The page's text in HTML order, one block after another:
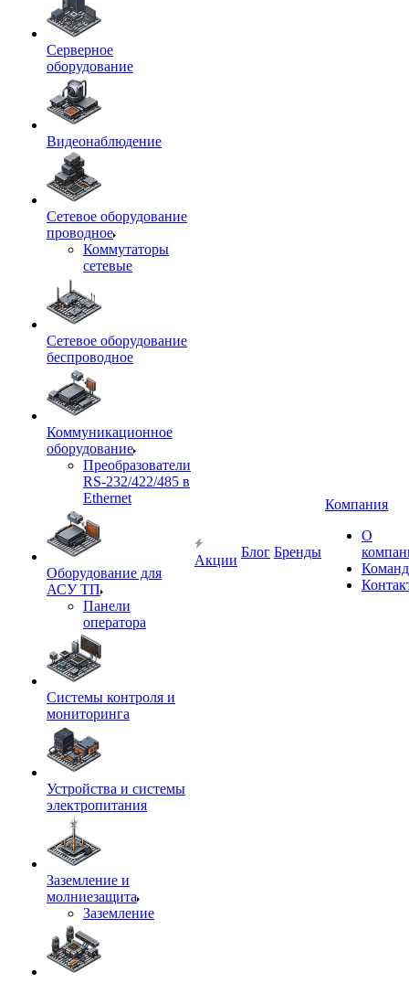
Серверное
оборудование
Видеонаблюдение
Сетевое оборудование
проводное
Коммутаторы
сетевые
Сетевое оборудование
беспроводное
Коммуникационное
оборудование
Преобразователи
RS-232/422/485 в
Ethernet
Оборудование для
АСУ ТП
Панели
оператора
Системы контроля и
мониторинга
Устройства и системы
электропитания
Заземление и
молниезащита
Заземление
Акции
Блог Бренды
Компания
О